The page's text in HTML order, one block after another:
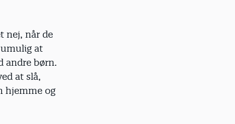
nej, når de
umulig at
andre børn.
at slå,
hjemme og